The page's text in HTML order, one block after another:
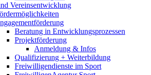
Vereinsentwicklung
Beratung in Entwicklungsprozessen
Projektförderung
Anmeldung & Infos
Qualifizierung + Weiterbildung
Freiwilligendienste im Sport